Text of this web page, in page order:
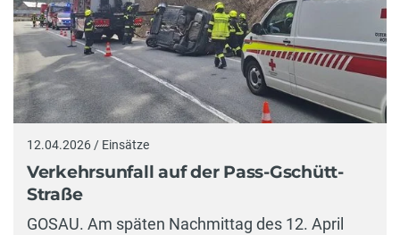
12.04.2026 / Einsätze
Verkehrsunfall auf der Pass-Gschütt-
Straße
GOSAU. Am späten Nachmittag des 12. April